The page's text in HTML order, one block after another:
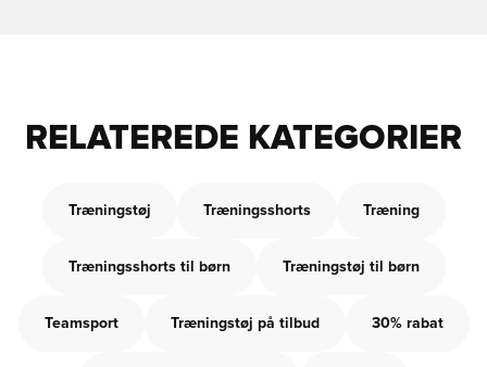
RELATEREDE KATEGORIER
Træningstøj Træningsshorts Træning
Træningsshorts til børn Træningstøj til børn
Teamsport Træningstøj på tilbud 30% rabat